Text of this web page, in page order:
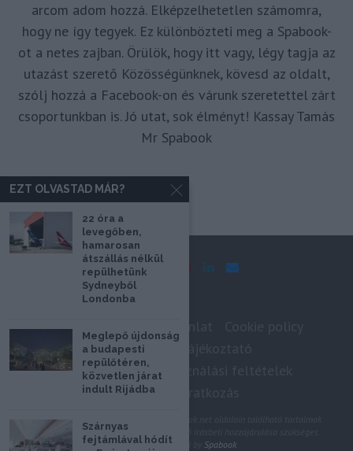
arcom adom hozzá. Elképzelhetetlen számomra,
hogy ne így tegyek. Ez különbözteti meg a Spabook-
ot a netes zajban. Örülök, hogy itt vagy, légy tagja az
utazást szerető Közösségünknek, kövesd az oldalt,
szólj hozzá a Facebook-on és várunk szeretettel zárt
csoportunkban is. Jó utat, sok élményt! Kassay Tamás
Mr Spabook
Impresszum
Adatkezelési tájékoztató
Szerzői jogok, felhasználási feltételek
Hírlevél feliratkozás
@2020 - Minden jog fenntartva. A Spabook.net oldalain található tartalmak
felhasználásához, újraközléséhez a szerző írásbeli hozzájárulása szükséges.
All Rights Reserved by Spabook
EZT OLVASTAD MÁR?
22 óra a
levegőben,
hamarosan
átszállás nélkül
repülhetünk
Sydneyből
Londonba
Meglepő újdonság
a budapesti
repülőtéren,
közvetlen járat
indult Rijádba
Szárnyas
fejtámlával hódít